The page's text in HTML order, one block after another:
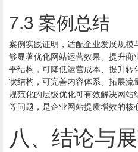
7.3 案例总结
案例实践证明，适配企业发展规
够显著优化网站运营效果、提升
平结构，可降低运营成本、提升
状结构，可完善内容体系、拓展流
规范化的层级优化可有效解决网
等问题，是企业网站提质增效的核
八、结论与